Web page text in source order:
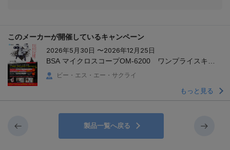
このメーカーが開催しているキャンペーン
2026年5月30日 〜2026年12月25日
BSA マイクロスコープOM-6200 ワンプライスキャ
ンペーン
ビー・エス・エー・サクライ
もっと見る
製品一覧へ戻る